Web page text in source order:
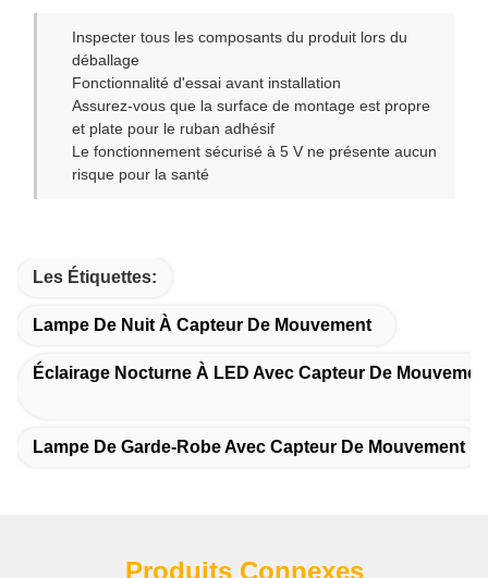
Inspecter tous les composants du produit lors du
déballage
Fonctionnalité d'essai avant installation
Assurez-vous que la surface de montage est propre
et plate pour le ruban adhésif
Le fonctionnement sécurisé à 5 V ne présente aucun
risque pour la santé
Les Étiquettes:
Lampe De Nuit À Capteur De Mouvement
Éclairage Nocturne À LED Avec Capteur De
Lampe De Garde-Robe Avec Capteur De Mouvement
Produits Connexes